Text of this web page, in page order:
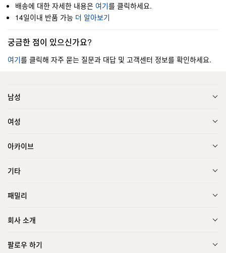
배송에 대한 자세한 내용은 여기를 클릭하세요.
14일이내 반품 가능 더 알아보기
궁금한 점이 있으신가요?
여기를 클릭해 자주 묻는 질문과 대답 및 고객센터 정보를 확인하세요.
남성
여성
아카이브
기타
패밀리
회사 소개
팔로우 하기